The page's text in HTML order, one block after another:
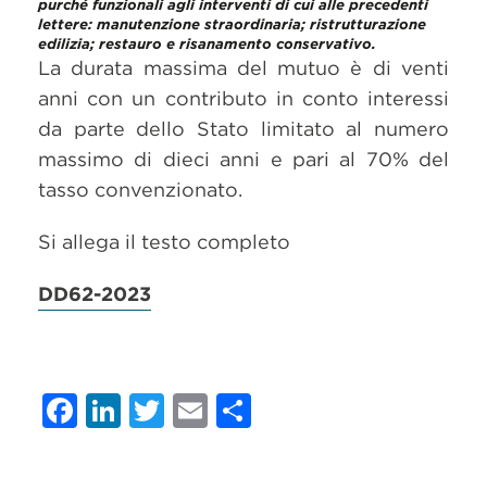
purché funzionali agli interventi di cui alle precedenti
lettere: manutenzione straordinaria; ristrutturazione
edilizia; restauro e risanamento conservativo.
La durata massima del mutuo è di venti
anni con un contributo in conto interessi
da parte dello Stato limitato al numero
massimo di dieci anni e pari al 70% del
tasso convenzionato.
Si allega il testo completo
DD62-2023
Facebook
LinkedIn
Twitter
Email